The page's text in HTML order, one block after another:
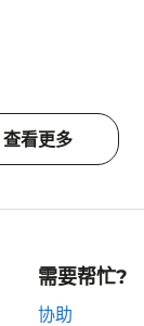
查看更多
需要帮忙?
协助